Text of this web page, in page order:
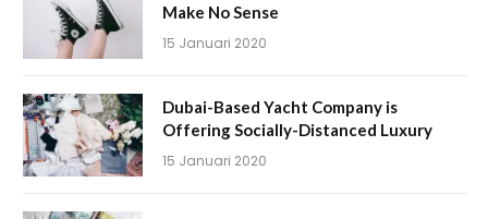
Make No Sense
15 Januari 2020
Dubai-Based Yacht Company is
Offering Socially-Distanced Luxury
15 Januari 2020